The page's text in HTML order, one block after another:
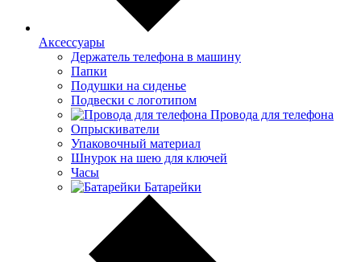
Аксессуары
Держатель телефона в машину
Папки
Подушки на сиденье
Подвески с логотипом
Провода для телефона
Опрыскиватели
Упаковочный материал
Шнурок на шею для ключей
Часы
Батарейки